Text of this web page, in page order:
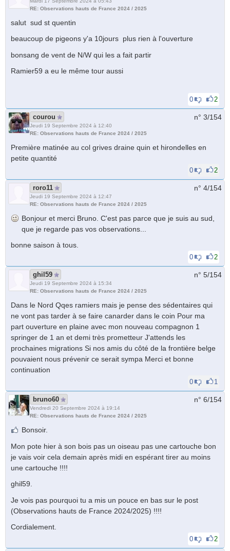
RE: Observations hauts de France 2024 / 2025
salut sud st quentin
beaucoup de pigeons y'a 10jours plus rien à l'ouverture
bonsang de vent de N/W qui les a fait partir
Ramier59 a eu le même tour aussi
0 2
courou
Jeudi 19 Septembre 2024 à 12:40
RE: Observations hauts de France 2024 / 2025
n° 3/154
Première matinée au col grives draine quin et hirondelles en
petite quantité
0 2
roro11
Jeudi 19 Septembre 2024 à 12:47
RE: Observations hauts de France 2024 / 2025
n° 4/154
Bonjour et merci Bruno. C'est pas parce que je suis au sud,
que je regarde pas vos observations...
bonne saison à tous.
0 2
ghil59
Jeudi 19 Septembre 2024 à 15:34
RE: Observations hauts de France 2024 / 2025
n° 5/154
Dans le Nord Qqes ramiers mais je pense des sédentaires qui
ne vont pas tarder à se faire canarder dans le coin Pour ma
part ouverture en plaine avec mon nouveau compagnon 1
springer de 1 an et demi très prometteur J'attends les
prochaines migrations Si nos amis du côté de la frontière belge
pouvaient nous prévenir ce serait sympa Merci et bonne
continuation
0 1
bruno60
Vendredi 20 Septembre 2024 à 19:14
RE: Observations hauts de France 2024 / 2025
n° 6/154
Bonsoir.
Mon pote hier à son bois pas un oiseau pas une cartouche bon
je vais voir cela demain après midi en espérant tirer au moins
une cartouche !!!!
ghil59.
Je vois pas pourquoi tu a mis un pouce en bas sur le post
(Observations hauts de France 2024/2025) !!!!
Cordialement.
0 2